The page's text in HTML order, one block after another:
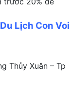
Lịch Con Voi
Thủy Xuân – Tp